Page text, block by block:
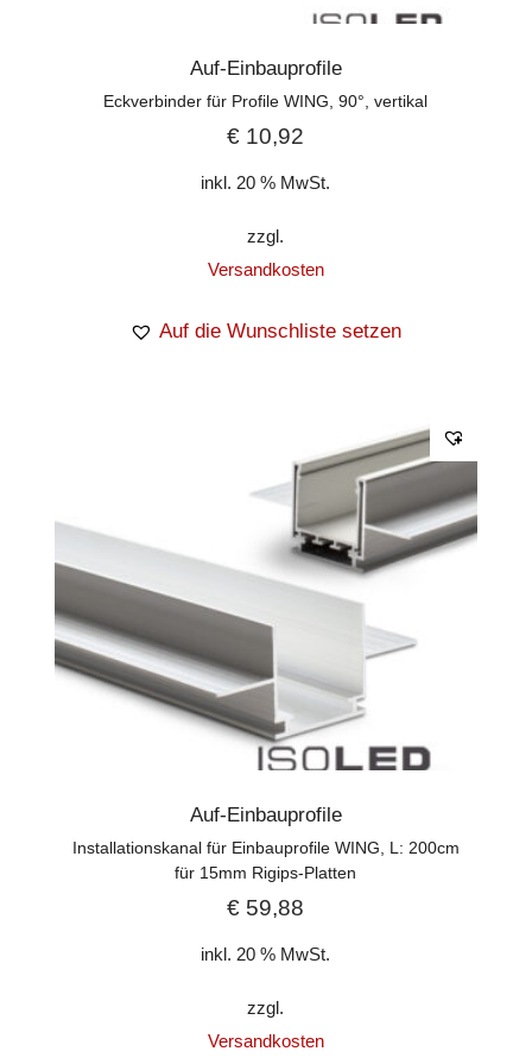
Auf-Einbauprofile
Eckverbinder für Profile WING, 90°, vertikal
€ 10,92
inkl. 20 % MwSt.
zzgl.
Versandkosten
Auf die Wunschliste setzen
Auf-Einbauprofile
Installationskanal für Einbauprofile WING, L: 200cm
für 15mm Rigips-Platten
€ 59,88
inkl. 20 % MwSt.
zzgl.
Versandkosten